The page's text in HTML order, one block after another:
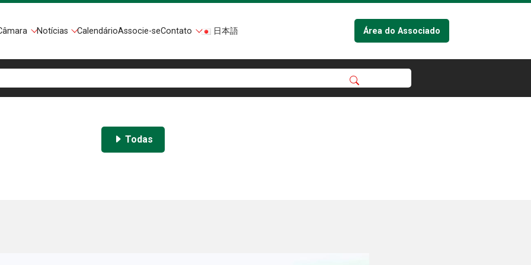
Notícias CalendárioAssocie-seContato 日本語 Área do Associado
Todas